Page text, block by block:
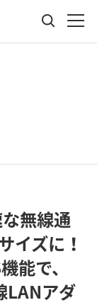
無線通
イズに！
能で、
LANアダ